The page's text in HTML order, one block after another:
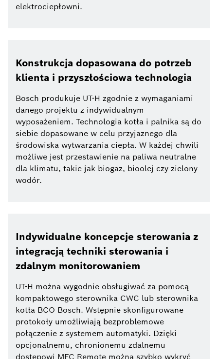
elektrociepłowni.
Konstrukcja dopasowana do potrzeb
klienta i przyszłościowa technologia
Bosch produkuje UT-H zgodnie z wymaganiami
danego projektu z indywidualnym
wyposażeniem. Technologia kotła i palnika są do
siebie dopasowane w celu przyjaznego dla
środowiska wytwarzania ciepła. W każdej chwili
możliwe jest przestawienie na paliwa neutralne
dla klimatu, takie jak biogaz, bioolej czy zielony
wodór.
Indywidualne koncepcje sterowania z
integracją techniki sterowania i
zdalnym monitorowaniem
UT-H można wygodnie obsługiwać za pomocą
kompaktowego sterownika CWC lub sterownika
kotła BCO Bosch. Wstępnie skonfigurowane
protokoły umożliwiają bezproblemowe
połączenie z systemem automatyki. Dzięki
opcjonalnemu, chronionemu zdalnemu
dostępowi MEC Remote można szybko wykryć